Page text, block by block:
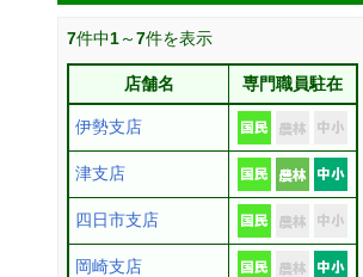
7件中1～7件を表示
店舗名 専門職員駐在
伊勢支店
津支店
四日市支店
岡崎支店